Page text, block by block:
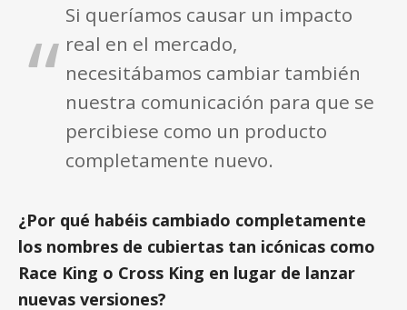
Si queríamos causar un impacto
real en el mercado,
necesitábamos cambiar también
nuestra comunicación para que se
percibiese como un producto
completamente nuevo.
¿Por qué habéis cambiado completamente
los nombres de cubiertas tan icónicas como
Race King o Cross King en lugar de lanzar
nuevas versiones?